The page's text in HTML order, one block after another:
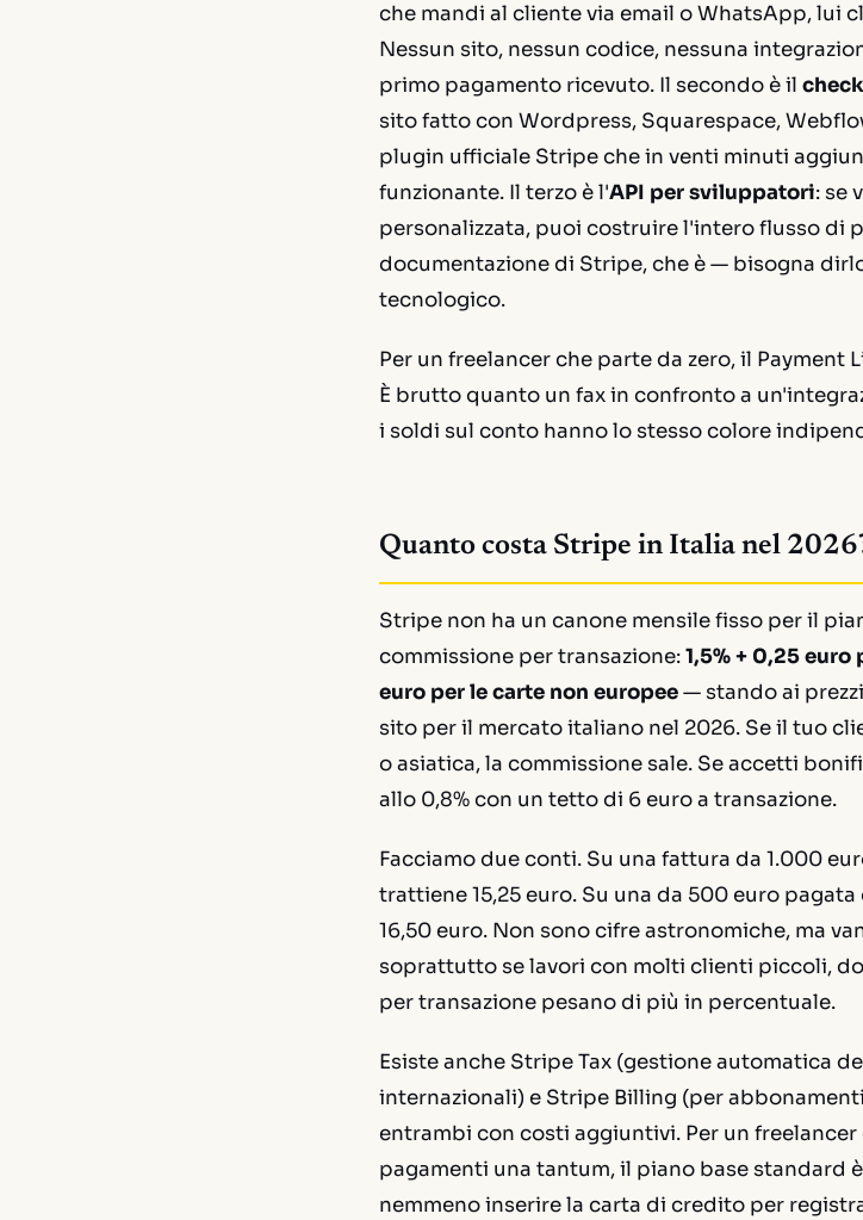
che mandi al cliente via email o WhatsApp, lui
Nessun sito, nessun codice, nessuna
primo pagamento ricevuto. Il secondo è il
sito fatto con Wordpress, Squarespace,
plugin ufficiale Stripe che in venti minuti
funzionante. Il terzo è l'API per sviluppatori: se
personalizzata, puoi costruire l'intero flusso di
documentazione di Stripe, che è — bisogna
tecnologico.
Per un freelancer che parte da zero, il Payment
È brutto quanto un fax in confronto a
i soldi sul conto hanno lo stesso colore
Quanto costa Stripe in Italia nel
Stripe non ha un canone mensile fisso per il
commissione per transazione:1,5% + 0,25
euro per le carte non europee— stando ai
sito per il mercato italiano nel 2026. Se il tuo
o asiatica, la commissione sale. Se accetti
allo 0,8% con un tetto di 6 euro a transazione.
Facciamo due conti. Su una fattura da 1.000
trattiene 15,25 euro. Su una da 500 euro
16,50 euro. Non sono cifre astronomiche, ma
soprattutto se lavori con molti clienti piccoli,
per transazione pesano di più in percentuale.
Esiste anche Stripe Tax (gestione automatica
internazionali) e Stripe Billing (per
entrambi con costi aggiuntivi. Per un
pagamenti una tantum, il piano base standard
nemmeno inserire la carta di credito per